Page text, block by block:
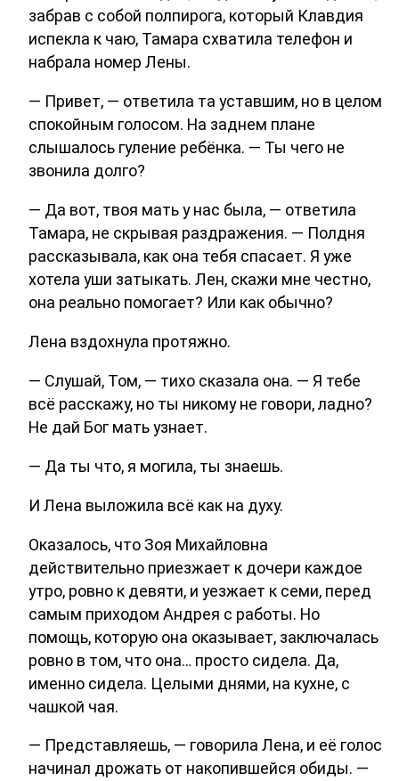
забрав с собой полпирога, который Клавдия
испекла к чаю, Тамара схватила телефон и
набрала номер Лены.
— Привет, — ответила та уставшим, но в целом
спокойным голосом. На заднем плане
слышалось гуление ребёнка. — Ты чего не
звонила долго?
— Да вот, твоя мать у нас была, — ответила
Тамара, не скрывая раздражения. — Полдня
рассказывала, как она тебя спасает. Я уже
хотела уши затыкать. Лен, скажи мне честно,
она реально помогает? Или как обычно?
Лена вздохнула протяжно.
— Слушай, Том, — тихо сказала она. — Я тебе
всё расскажу, но ты никому не говори, ладно?
Не дай Бог мать узнает.
— Да ты что, я могила, ты знаешь.
И Лена выложила всё как на духу.
Оказалось, что Зоя Михайловна
действительно приезжает к дочери каждое
утро, ровно к девяти, и уезжает к семи, перед
самым приходом Андрея с работы. Но
помощь, которую она оказывает, заключалась
ровно в том, что она… просто сидела. Да,
именно сидела. Целыми днями, на кухне, с
чашкой чая.
— Представляешь, — говорила Лена, и её голос
начинал дрожать от накопившейся обиды. —